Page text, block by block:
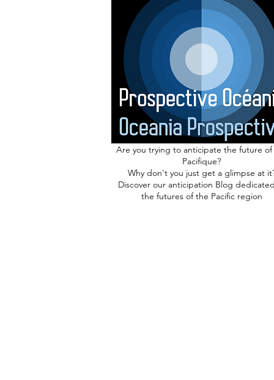
Are you trying to anticipate the future of
Pacifique?
Why don't you just get a glimpse at
Discover our anticipation Blog
the futures of the Pacific region